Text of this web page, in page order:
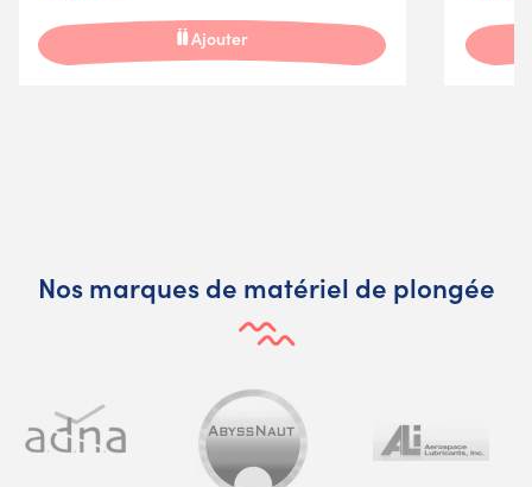
Ajouter
Nos marques de matériel de plongée